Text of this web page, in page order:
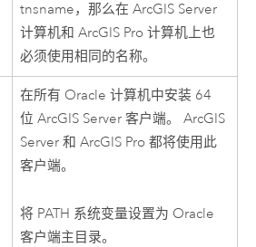
tnsname，那么在ArcGIS Server
计算机和ArcGIS Pro 计算机上也
必须使用相同的名称。
在所有 Oracle 计算机中安装 64
位ArcGIS Server 客户端。ArcGIS
Server 和ArcGIS Pro 都将使用此
客户端。
将 PATH 系统变量设置为 Oracle
客户端主目录。